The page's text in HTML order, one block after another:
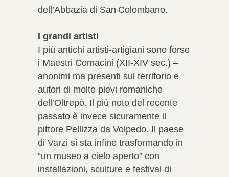
dell’Abbazia di San Colombano.
I grandi artisti
I più antichi artisti-artigiani sono forse
i Maestri Comacini (XII-XIV sec.) –
anonimi ma presenti sul territorio e
autori di molte pievi romaniche
dell’Oltrepò. Il più noto del recente
passato è invece sicuramente il
pittore Pellizza da Volpedo. Il paese
di Varzi si sta infine trasformando in
“un museo a cielo aperto” con
installazioni, sculture e festival di